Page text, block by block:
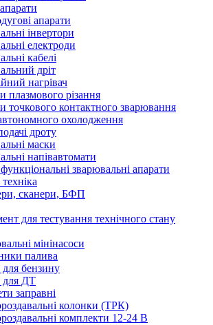
апарати
інвертори
електроди
кабелі
дріт
нагрівач
плазмового різання
точкового контактного зварювання
охолодження
дроту
маски
напівавтомати
зварювальні апарати
сканери, БФП
для тестування технічного стану
мінінасоси
палива
бензину
для ДТ
заправні
колонки (ТРК)
комплекти 12-24 В